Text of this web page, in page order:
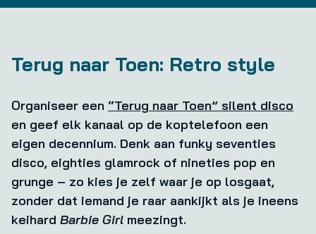
Terug naar Toen: Retro style
Organiseer een “Terug naar Toen” silent disco
en geef elk kanaal op de koptelefoon een
eigen decennium. Denk aan funky seventies
disco, eighties glamrock of nineties pop en
grunge – zo kies je zelf waar je op losgaat,
zonder dat iemand je raar aankijkt als je ineens
keihard Barbie Girl meezingt.